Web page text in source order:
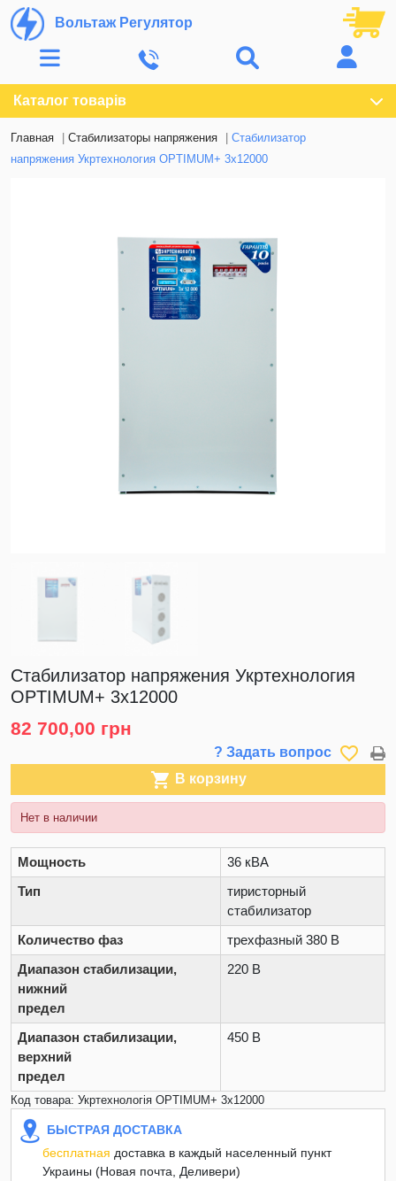
Вольтаж Регулятор
Каталог товарів
Главная Стабилизаторы напряжения
Стабилизатор
напряжения Укртехнология OPTIMUM+ 3х12000
Стабилизатор напряжения Укртехнология
OPTIMUM+ 3х12000
82 700,00 грн
? Задать вопрос favorite_border
 В корзину
Нет в наличии
Мощность
36 кВА
Тип
тиристорный
стабилизатор
Количество фаз
трехфазный 380 В
Диапазон стабилизации,
нижний
предел
220 В
Диапазон стабилизации,
верхний
предел
450 В
Код товара: Укртехнологія OPTIMUM+ 3х12000
БЫСТРАЯ ДОСТАВКА
бесплатная доставка в каждый населенный пункт
Украины (Новая почта, Деливери)